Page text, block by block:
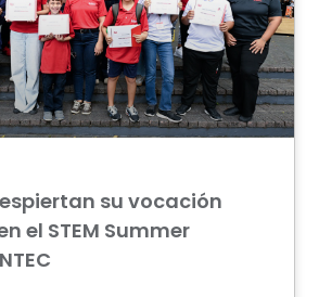
su vocación
el STEM Summer